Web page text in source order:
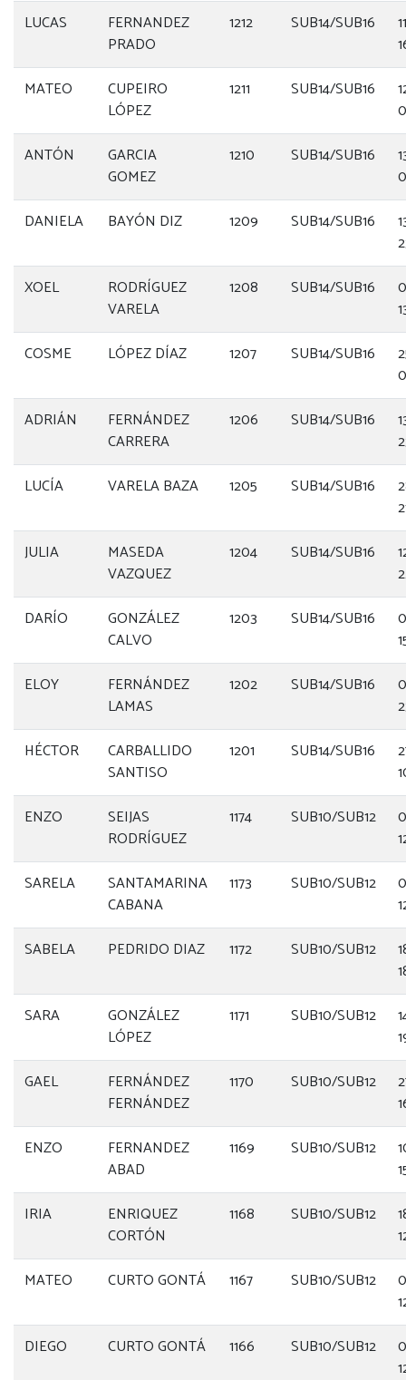
LUCAS
FERNANDEZ
PRADO
1212 SUB14/SUB16
MATEO
CUPEIRO
LÓPEZ
1211 SUB14/SUB16
ANTÓN
GARCIA
GOMEZ
1210 SUB14/SUB16
DANIELA
BAYÓN DIZ 1209 SUB14/SUB16
XOEL
RODRÍGUEZ
VARELA
1208 SUB14/SUB16
COSME
LÓPEZ DÍAZ 1207 SUB14/SUB16
ADRIÁN
FERNÁNDEZ
CARRERA
1206 SUB14/SUB16
LUCÍA
VARELA BAZA 1205 SUB14/SUB16
JULIA
MASEDA
VAZQUEZ
1204 SUB14/SUB16
DARÍO
GONZÁLEZ
CALVO
1203 SUB14/SUB16
ELOY
FERNÁNDEZ
LAMAS
1202 SUB14/SUB16
HÉCTOR
CARBALLIDO
SANTISO
1201 SUB14/SUB16
ENZO
SEIJAS
RODRÍGUEZ
1174 SUB10/SUB12
SARELA
SANTAMARINA
CABANA
1173 SUB10/SUB12
SABELA
PEDRIDO DIAZ 1172 SUB10/SUB12
SARA
GONZÁLEZ
LÓPEZ
1171 SUB10/SUB12
GAEL
FERNÁNDEZ
FERNÁNDEZ
1170 SUB10/SUB12
ENZO
FERNANDEZ
ABAD
1169 SUB10/SUB12
IRIA
ENRIQUEZ
CORTÓN
1168 SUB10/SUB12
MATEO
CURTO GONTÁ 1167 SUB10/SUB12
DIEGO
CURTO GONTÁ 1166 SUB10/SUB12